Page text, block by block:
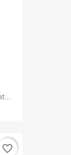
favorite_border